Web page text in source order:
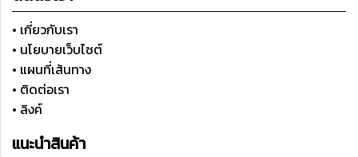
• เกี่ยวกับเรา
• นโยบายเว็บไซต์
• แผนที่เส้นทาง
• ติดต่อเรา
• ลิงค์
แนะนำสินค้า